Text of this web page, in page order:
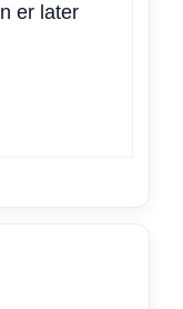
er later